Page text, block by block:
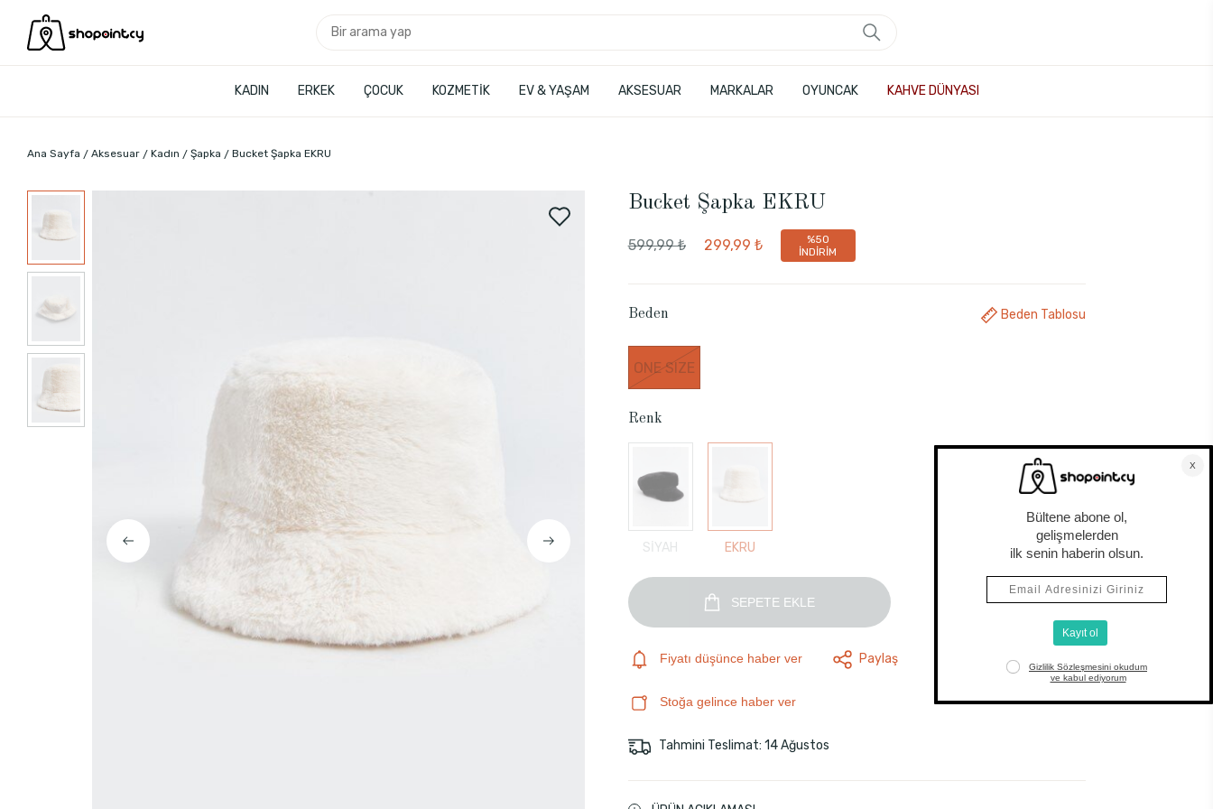
KADIN ERKEK ÇOCUK KOZMETİK EV & YAŞAM AKSESUAR MARKALAR OYUNCAK KAHVE DÜNYASI
Ana Sayfa Aksesuar Kadın Şapka Bucket Şapka EKRU
Bucket Şapka EKRU
599,99 ₺ 299,99 ₺
%50
İNDİRİM
Beden Beden Tablosu
ONE SIZE
Renk
SİYAH EKRU
SEPETE EKLE
Fiyatı düşünce haber ver Paylaş
Stoğa gelince haber ver
Tahmini Teslimat: 14 Ağustos